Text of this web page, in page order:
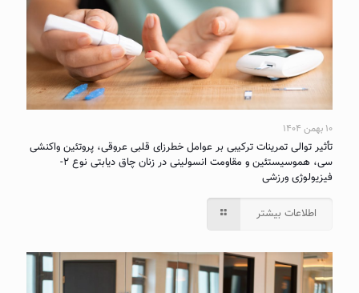
۱۰ بهمن ۱۴۰۴
تأثیر توالی تمرینات ترکیبی بر عوامل خطرزای قلبی عروقی، پروتئین واکنشی
سی، هموسیستئین و مقاومت انسولینی در زنان چاق دیابتی نوع ۲-
فیزیولوژی ورزشی
اطلاعات بیشتر